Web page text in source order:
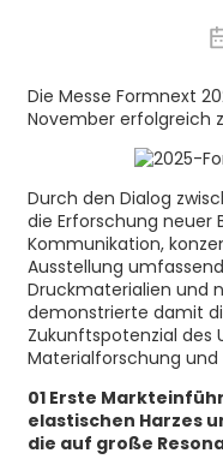
Die Messe Formnext
November erfolgreich
Durch den Dialog
die Erforschung neuer
Kommunikation,
Ausstellung
Druckmaterialien und
demonstrierte damit
Zukunftspotenzial des
Materialforschung
01 Erste
elastischen Harzes
die auf große